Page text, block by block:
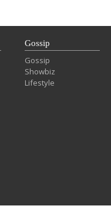
Gossip
Gossip
Showbiz
Lifestyle